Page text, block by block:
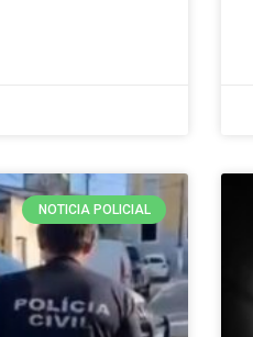
NOTICIA POLICIAL